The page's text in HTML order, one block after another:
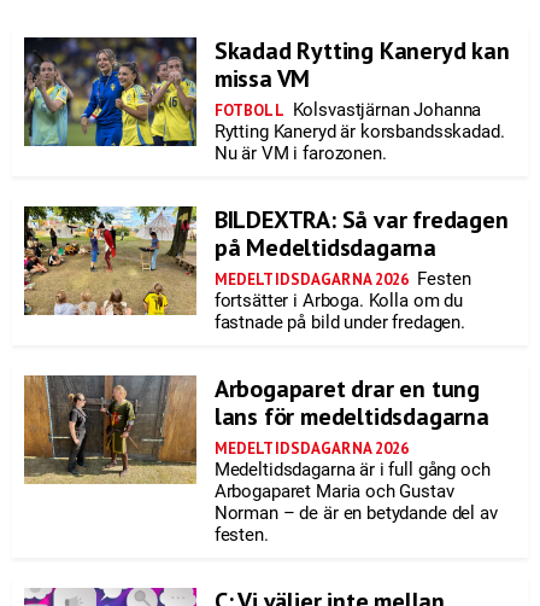
Skadad Rytting Kaneryd kan
missa VM
FOTBOLL Kolsvastjärnan Johanna
Rytting Kaneryd är korsbandsskadad.
Nu är VM i farozonen.
BILDEXTRA: Så var fredagen
på Medeltidsdagarna
MEDELTIDSDAGARNA 2026 Festen
fortsätter i Arboga. Kolla om du
fastnade på bild under fredagen.
Arbogaparet drar en tung
lans för medeltidsdagarna
MEDELTIDSDAGARNA 2026
Medeltidsdagarna är i full gång och
Arbogaparet Maria och Gustav
Norman – de är en betydande del av
festen.